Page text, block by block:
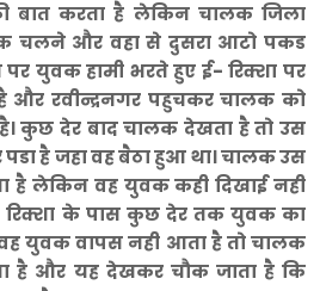
बात करता है लेकिन चालक जिला
चलने और वहा से दुसरा आटो पकड
युवक हामी भरते हुए ई- रिक्शा पर
और रवीन्द्रनगर पहुचकर चालक को
कुछ देर बाद चालक देखता है तो उस
है जहा वह बैठा हुआ था। चालक उस
है लेकिन वह युवक कही दिखाई नही
रिक्शा के पास कुछ देर तक युवक का
युवक वापस नही आता है तो चालक
है और यह देखकर चौक जाता है कि